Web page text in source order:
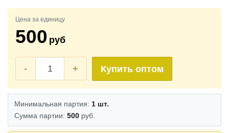
Цена за единицу
500 руб
- + Купить оптом
Минимальная партия: 1 шт.
Сумма партии: 500 руб.